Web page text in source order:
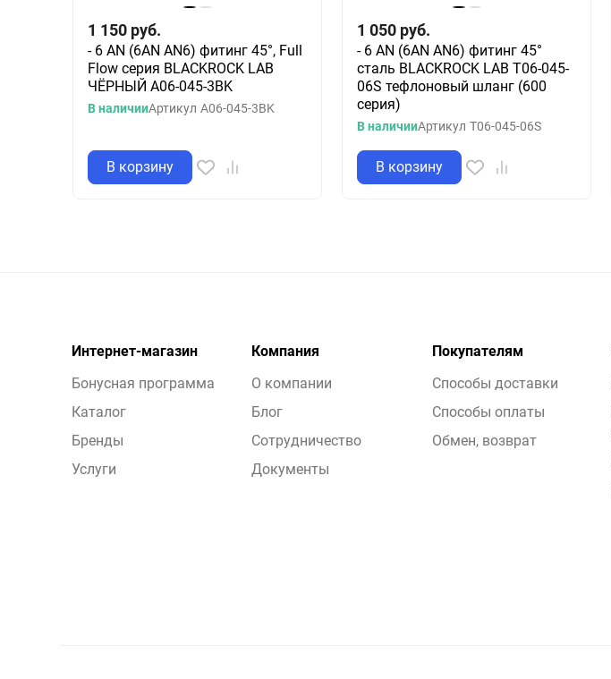
1 150 руб.
- 6 AN (6AN AN6) фитинг 45°, Full
Flow серия BLACKROCK LAB
ЧЁРНЫЙ A06-045-3BK
В наличииАртикул A06-045-3BK
В корзину
1 050 руб.
- 6 AN (6AN AN6) фитинг 45°
сталь BLACKROCK LAB T06-045-
06S тефлоновый шланг (600
серия)
В наличииАртикул T06-045-06S
В корзину
Интернет-магазин
Бонусная программа
Каталог
Бренды
Услуги
Компания
О компании
Блог
Сотрудничество
Документы
Покупателям
Способы доставки
Способы оплаты
Обмен, возврат